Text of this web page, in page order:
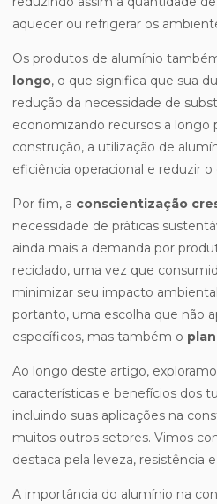
aquecer ou refrigerar os
Os produtos de alumínio
longo, o que significa que sua
redução da necessidade de
economizando recursos a longo
construção, a utilização de
eficiência operacional e reduzir o
Por fim, a conscientização
necessidade de práticas
ainda mais a demanda por
reciclado, uma vez que
minimizar seu impacto
portanto, uma escolha que não
específicos, mas também o
Ao longo deste artigo,
características e benefícios dos
incluindo suas aplicações na
muitos outros setores. Vimos
destaca pela leveza, resistência
A importância do alumínio na